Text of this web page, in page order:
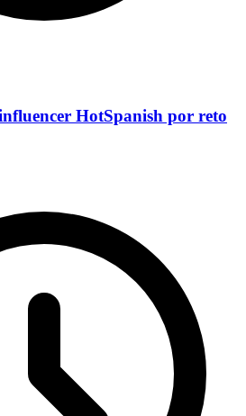
HotSpanish por reto